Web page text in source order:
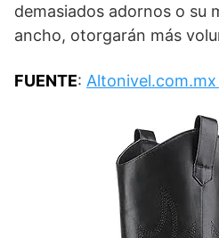
demasiados adornos o su
ancho, otorgarán más
FUENTE: Altonivel.com.mx